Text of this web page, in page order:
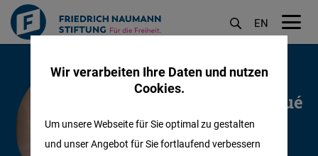
Inhalt
EN
Eine Kolumne von
Karl-Heinz Paqué
Wir verarbeiten Ihre Daten und nutzen
Cookies.
Um unsere Webseite für Sie optimal zu gestalten
und unser Angebot für Sie fortlaufend verbessern